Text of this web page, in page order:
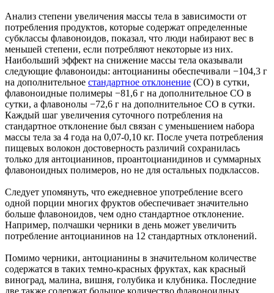
Анализ степени увеличения массы тела в зависимости от
потребления продуктов, которые содержат определенные
субклассы флавоноидов, показал, что люди набирают вес в
меньшей степени, если потребляют некоторые из них.
Наибольший эффект на снижение массы тела оказывали
следующие флавоноиды: антоцианины обеспечивали −104,3 г
на дополнительное стандартное отклонение (СО) в сутки,
флавоноидные полимеры −81,6 г на дополнительное СО в
сутки, а флавонолы −72,6 г на дополнительное СО в сутки.
Каждый шаг увеличения суточного потребления на
стандартное отклонение был связан с уменьшением набора
массы тела за 4 года на 0,07-0,10 кг. После учета потребления
пищевых волокон достоверность различий сохранилась
только для антоцианинов, проантоцианидинов и суммарных
флавоноидных полимеров, но не для остальных подклассов.
Следует упомянуть, что ежедневное употребление всего
одной порции многих фруктов обеспечивает значительно
больше флавоноидов, чем одно стандартное отклонение.
Например, полчашки черники в день может увеличить
потребление антоцианинов на 12 стандартных отклонений.
Помимо черники, антоцианины в значительном количестве
содержатся в таких темно-красных фруктах, как красный
виноград, малина, вишня, голубика и клубника. Последние
две также содержат большое количество флавоноидных